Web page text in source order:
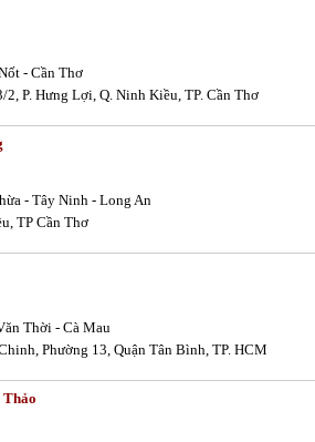
- Cần Thơ
2, P. Hưng Lợi, Q. Ninh Kiều, TP. Cần Thơ
- Tây Ninh - Long An
TP Cần Thơ
Thời - Cà Mau
Phường 13, Quận Tân Bình, TP. HCM
Thảo